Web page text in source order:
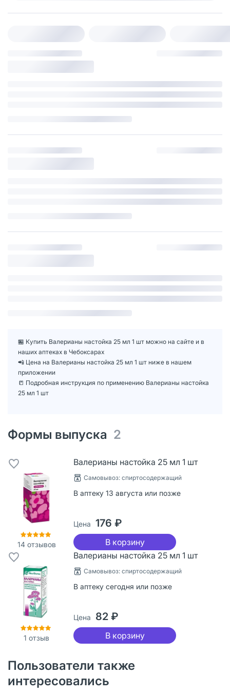
🏪 Купить Валерианы настойка 25 мл 1 шт можно на сайте и в
наших аптеках в Чебоксарах
📲 Цена на Валерианы настойка 25 мл 1 шт ниже в нашем
приложении
📒 Подробная инструкция по применению Валерианы настойка
25 мл 1 шт
Формы выпуска 2
14отзывов
Валерианы настойка 25 мл 1 шт
Cамовывоз: спиртосодержащий
В аптеку 13 августа или позже
Цена 176 ₽
В корзину
1 отзыв
Валерианы настойка 25 мл 1 шт
Cамовывоз: спиртосодержащий
В аптеку сегодня или позже
Цена 82 ₽
В корзину
Пользователи также
интересовались